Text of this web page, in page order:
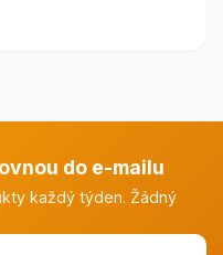
do e-mailu
každý týden. Žádný